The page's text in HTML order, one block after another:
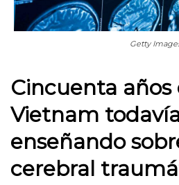
Getty
Cincuenta años
Vietnam
enseñando
cerebral